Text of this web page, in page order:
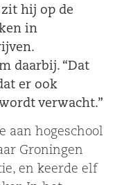
hij op de
in
daarbij. “Dat
er ook
verwacht.”
aan hogeschool
Groningen
en keerde elf